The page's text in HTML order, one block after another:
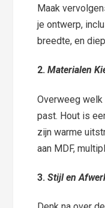
Maak
je ontwerp,
breedte, en
2.Materialen
Overweeg
past. Hout is
zijn warme
aan MDF,
3.Stijl en